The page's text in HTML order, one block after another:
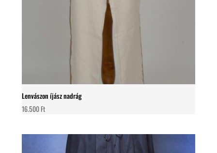
Lenvászon íjász nadrág
16.500Ft